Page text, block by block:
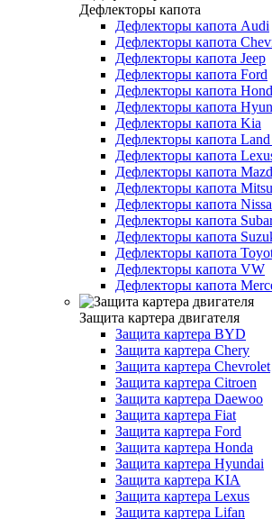
Дефлекторы капота
Дефлекторы капота Audi
Дефлекторы капота
Дефлекторы капота Jeep
Дефлекторы капота Ford
Дефлекторы капота
Дефлекторы капота
Дефлекторы капота Kia
Дефлекторы капота
Дефлекторы капота
Дефлекторы капота
Дефлекторы капота
Дефлекторы капота
Дефлекторы капота
Дефлекторы капота
Дефлекторы капота
Дефлекторы капота VW
Дефлекторы капота
Защита картера двигателя
Защита картера BYD
Защита картера Chery
Защита картера Chevrolet
Защита картера Citroen
Защита картера Daewoo
Защита картера Fiat
Защита картера Ford
Защита картера Honda
Защита картера Hyundai
Защита картера KIA
Защита картера Lexus
Защита картера Lifan